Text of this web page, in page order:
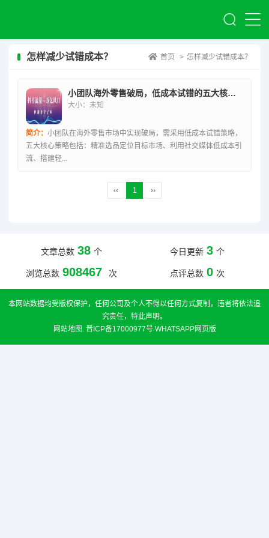
怎样减少试错成本？ 首页 > 怎样减少试错成本？
小团队海外零售破局，低成本试错的五大核心策略
大小：未知
简介： 小团队在海外零售市场中实现破局，需采用低成本试错策略，
五大核心策略包括：精准选品定位目标市场、利用社交媒体低成本引
流、搭建轻...
‹‹ 1 ››
文章总数 38 个 今日更新 3 个
浏览总数 908467 次 点评总数 0 次
本网站数据均受版权保护，任何公司及个人不得以任何方式复制，违者将依法追
究责任，特此声明。
网站地图 晋ICP备17000977号 WHATSAPP网页版